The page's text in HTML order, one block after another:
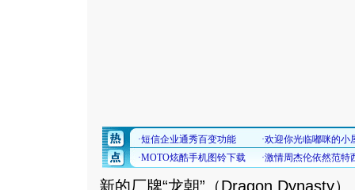
新的厂牌“龙朝”（Dragon Dynasty